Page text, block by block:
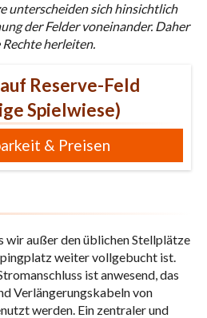
unterscheiden sich hinsichtlich
der Felder voneinander. Daher
herleiten.
wir außer den üblichen Stellplätze
weiter vollgebucht ist.
ist anwesend, das
Verlängerungskabeln von
werden. Ein zentraler und
Reserve-Feld
Spielwiese)
& Preisen